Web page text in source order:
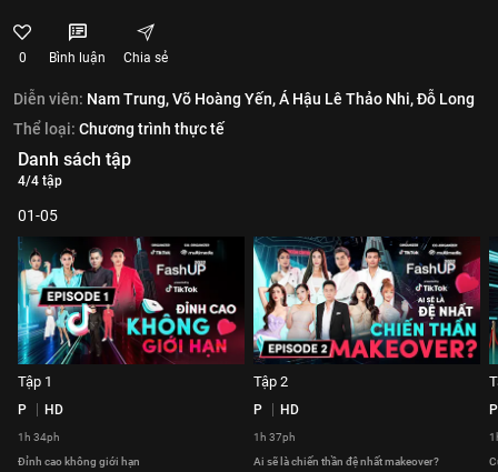
0 Bình luận Chia sẻ
Diễn viên: Nam Trung,Võ Hoàng Yến,Á Hậu Lê Thảo Nhi,Đỗ Long
Thể loại: Chương trình thực tế
Danh sách tập
4/4 tập
01-05
Tập 1
P HD
1h 34ph
Đỉnh cao không giới hạn
Tập 2
P HD
1h 37ph
Ai sẽ là chiến thần đệ nhất makeover?
P